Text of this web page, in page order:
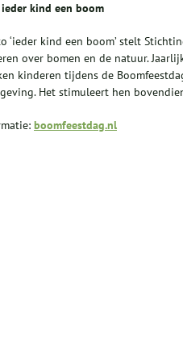
kind een boom
‘ieder kind een boom’ stelt
over bomen en de natuur.
kinderen tijdens de
Het stimuleert hen
boomfeestdag.nl